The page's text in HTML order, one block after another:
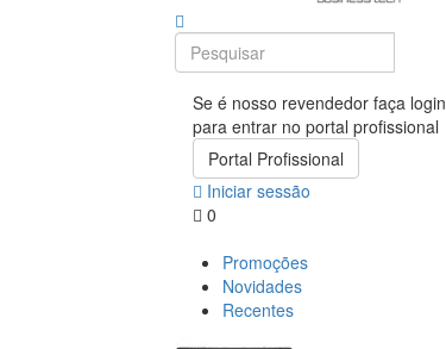
Se é nosso revendedor faça login
para entrar no portal profissional
Portal Profissional
Iniciar sessão
0
Promoções
Novidades
Recentes